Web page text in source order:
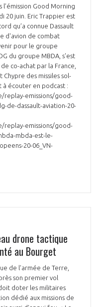
l’émission Good Morning
20 juin. Eric Trappier est
qu’a connue Dassault
d'avion de combat
pour le groupe
du groupe MBDA, s'est
co-achat par la France,
Chypre des missiles sol-
à écouter en podcast :
replay-emissions/good-
de-dassault-aviation-20-
replay-emissions/good-
mbda-est-le-
20-06_VN-
drone tactique
au Bourget
de l'armée de Terre,
son premier vol
doter les militaires
dédié aux missions de